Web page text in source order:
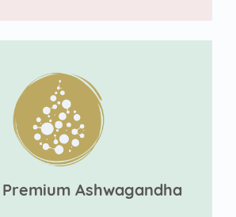
Premium Ashwagandha